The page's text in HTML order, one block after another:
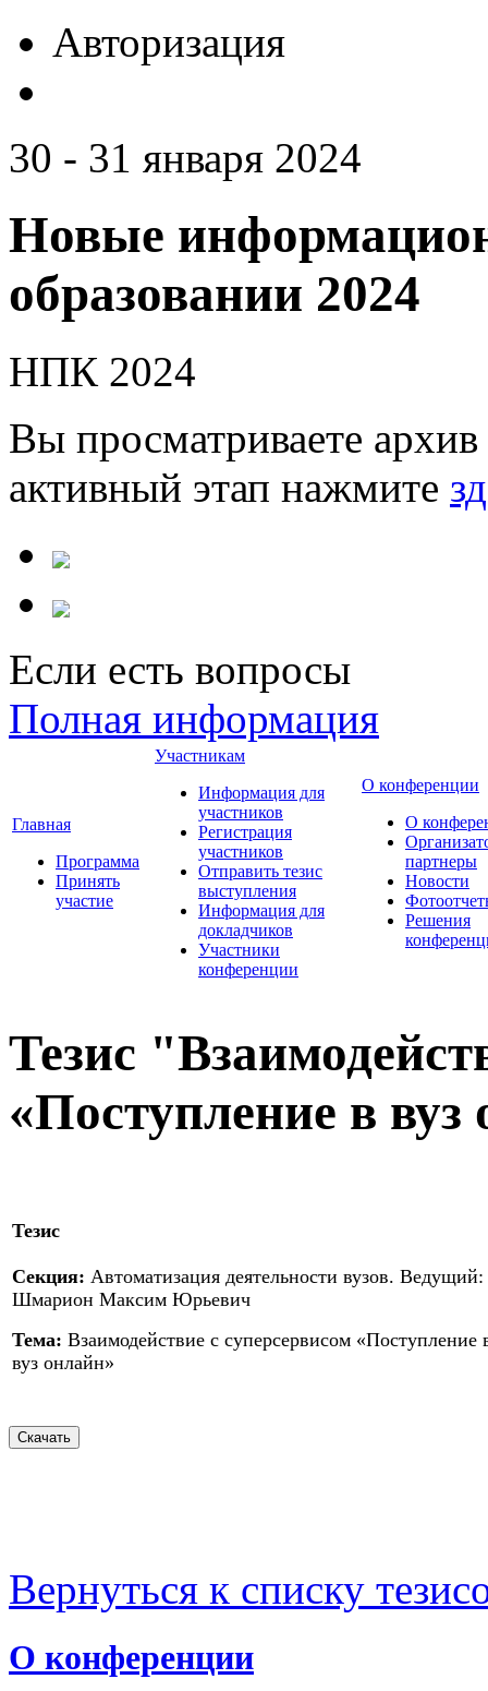
Авторизация
30 - 31 января 2024
Новые
образовании 2024
НПК 2024
Вы просматриваете
активный этап нажмите
Если есть вопросы
Полная информация
Главная
Программа
Принять
участие
Участникам
Информация для
участников
Регистрация
участников
Отправить тезис
выступления
Информация для
докладчиков
Участники
конференции
О конференции
О
партнеры
Новости
Решения
Тезис
«Поступление в
Тезис
Секция: Автоматизация деятельности вузов. Ведущий:
Шмарион Максим Юрьевич
Тема: Взаимодействие с суперсервисом «Поступление
вуз онлайн»
Вернуться к списку
О конференции